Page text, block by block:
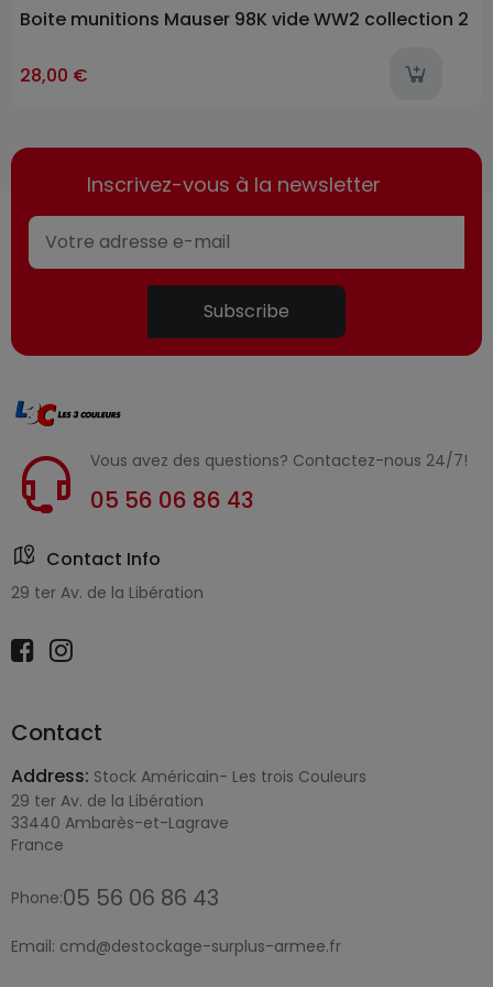
items
Boite munitions Mauser 98K vide WW2 collection 2
28,00 €
Inscrivez-vous à la newsletter
Subscribe
Vous avez des questions? Contactez-nous 24/7!
05 56 06 86 43
Contact Info
29 ter Av. de la Libération
Contact
Address: Stock Américain- Les trois Couleurs
29 ter Av. de la Libération
33440 Ambarès-et-Lagrave
France
Phone:05 56 06 86 43
Email: cmd@destockage-surplus-armee.fr